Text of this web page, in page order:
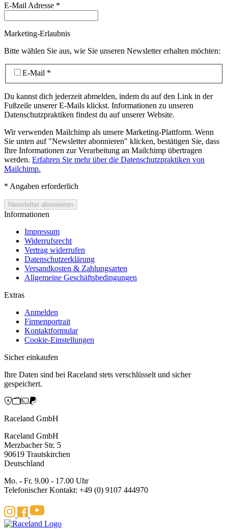
E-Mail Adresse *
Marketing-Erlaubnis
Bitte wählen Sie aus, wie Sie unseren Newsletter erhalten möchten:
E-Mail *
Du kannst dich jederzeit abmelden, indem du auf den Link in der
Fußzeile unserer E-Mails klickst. Informationen zu unseren
Datenschutzpraktiken findest du auf unserer Website.
Wir verwenden Mailchimp als unsere Marketing-Plattform. Wenn
Sie unten auf "Newsletter abonnieren" klicken, bestätigen Sie, dass
Ihre Informationen zur Verarbeitung an Mailchimp übertragen
werden. Erfahren Sie mehr über die Datenschutzpraktiken von
Mailchimp.
* Angaben erforderlich
Informationen
Impressum
Widerrufsrecht
Vertrag widerrufen
Datenschutzerklärung
Versandkosten & Zahlungsarten
Allgemeine Geschäftsbedingungen
Extras
Anmelden
Firmenportrait
Kontaktformular
Cookie-Einstellungen
Sicher einkaufen
Ihre Daten sind bei Raceland stets verschlüsselt und sicher
gespeichert.
Raceland GmbH
Raceland GmbH
Merzbacher Str. 5
90619 Trautskirchen
Deutschland
Mo. - Fr. 9.00 - 17.00 Uhr
Telefonischer Kontakt: +49 (0) 9107 444970